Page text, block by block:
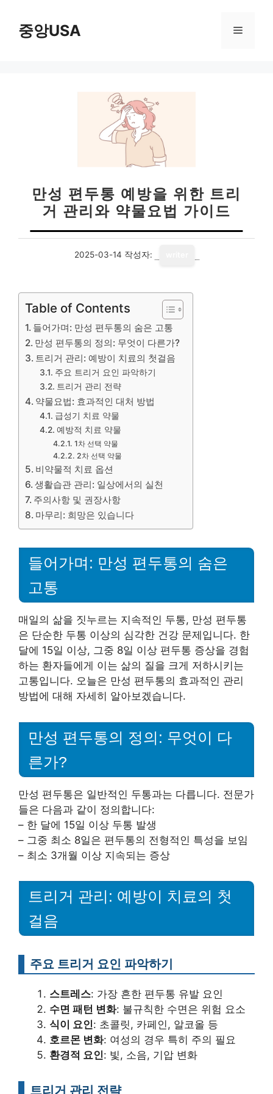
중앙USA 메
만성 편두통 예방을 위한 트리
거 관리와 약물요법 가이드
2025-03-14 작성자:
Table of Contents
들어가며: 만성 편두통의 숨은 고통
만성 편두통의 정의: 무엇이 다른가?
트리거 관리: 예방이 치료의 첫걸음
주요 트리거 요인 파악하기
트리거 관리 전략
약물요법: 효과적인 대처 방법
급성기 치료 약물
예방적 치료 약물
1차 선택 약물
2차 선택 약물
비약물적 치료 옵션
생활습관 관리: 일상에서의 실천
주의사항 및 권장사항
마무리: 희망은 있습니다
들어가며: 만성 편두통의 숨은
고통
매일의 삶을 짓누르는 지속적인 두통, 만성 편두통
은 단순한 두통 이상의 심각한 건강 문제입니다. 한
달에 15일 이상, 그중 8일 이상 편두통 증상을 경험
하는 환자들에게 이는 삶의 질을 크게 저하시키는
고통입니다. 오늘은 만성 편두통의 효과적인 관리
방법에 대해 자세히 알아보겠습니다.
만성 편두통의 정의: 무엇이 다
른가?
만성 편두통은 일반적인 두통과는 다릅니다. 전문가
들은 다음과 같이 정의합니다:
– 한 달에 15일 이상 두통 발생
– 그중 최소 8일은 편두통의 전형적인 특성을 보임
– 최소 3개월 이상 지속되는 증상
트리거 관리: 예방이 치료의 첫
걸음
주요 트리거 요인 파악하기
스트레스: 가장 흔한 편두통 유발 요인
수면 패턴 변화: 불규칙한 수면은 위험 요소
식이 요인: 초콜릿, 카페인, 알코올 등
호르몬 변화: 여성의 경우 특히 주의 필요
환경적 요인: 빛, 소음, 기압 변화
트리거 관리 전략